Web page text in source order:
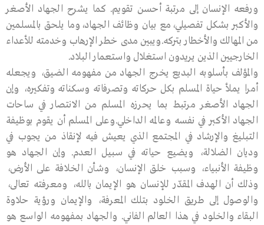
ورفعه الإنسان إلى مرتبة أحسن تقويم. كما يشرح الجهاد الأصغر
والأكبر بشكل تفصيلي،مع بيان وظائف الجهاد،وما يلحق بالمسلمين
من المهالك والأخطار بتركه.ويبين مدى خطر الإرهاب وخدمته للأعداء
الخارجيين الذين يريدون استغلال واستعمار البلاد.
والمؤلف بأسلوبه البديع يخرج الجهاد من مفهومه الضيق، ويجعله
أمرا يملأ حياة المسلم بكل حركاته وتصرفاته وسكناته وتفكيره، وإن
الجهاد الأصغر مرتبط بما يحرزه المسلم من الانتصار في ساحات
الجهاد الأكبر في نفسه وعالمه الداخلي.وعلى المسلم أن يقوم بوظيفة
التبليغ والإرشاد في المجتمع الذي يعيش فيه لإنقاذ من يجوب في
وديان الضلالة، ويضيع حياته في سبيل العدم. وإن الجهاد هو
وظيفة الأنبياء، وسبب خلق الإنسان، وشأن الخلافة على الأرض،
وذلك أن الهدف المقدّر للإنسان هو الإيمان بالله، ومعرفته تعالى،
والوصول إلى طريق الخلود بتلك المعرفة، والإيمان ورؤية حلاوة
البقاء والخلود في هذا العالم الفاني. والجهاد بمفهومه الواسع هو